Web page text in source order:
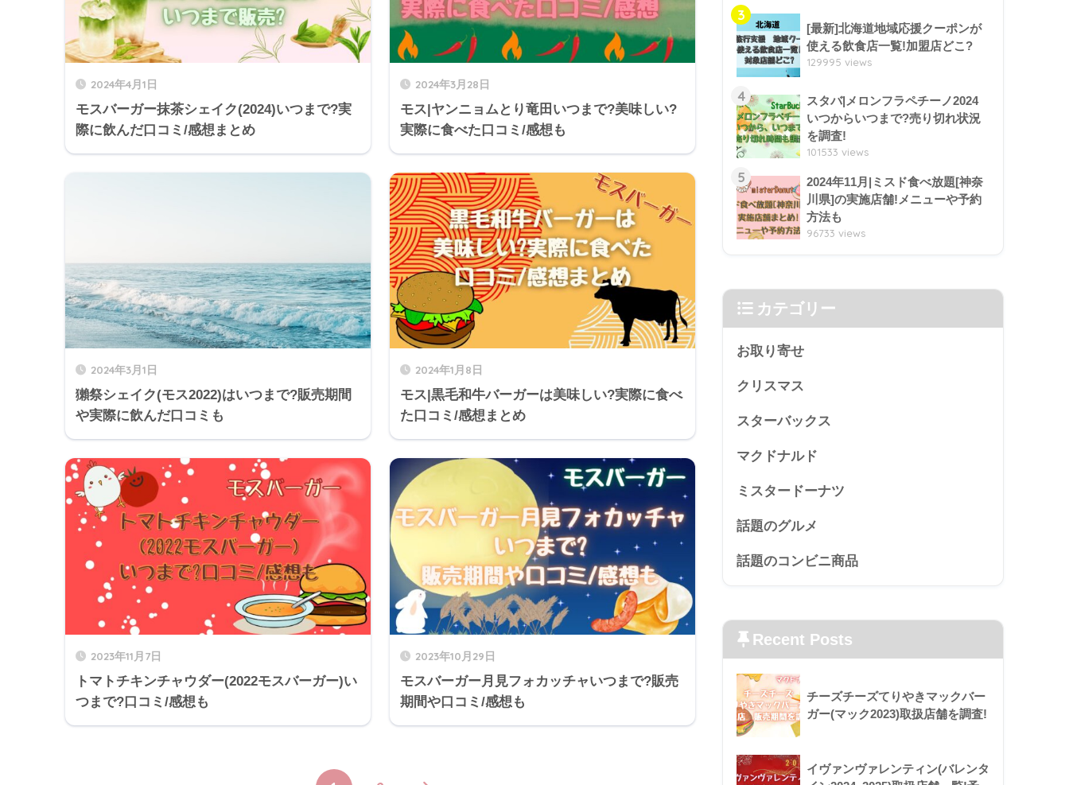
2024年4月1日
モスバーガー抹茶シェイク(2024)いつまで?実
際に飲んだ口コミ/感想まとめ
2024年3月28日
モス|ヤンニョムとり竜田いつまで?美味しい?
実際に食べた口コミ/感想も
2024年3月1日
獺祭シェイク(モス2022)はいつまで?販売期間
や実際に飲んだ口コミも
2024年1月8日
モス|黒毛和牛バーガーは美味しい?実際に食べ
た口コミ/感想まとめ
2023年11月7日
トマトチキンチャウダー(2022モスバーガー)い
つまで?口コミ/感想も
2023年10月29日
モスバーガー月見フォカッチャいつまで?販売
期間や口コミ/感想も
3
[最新]北海道地域応援クーポンが
使える飲食店一覧!加盟店どこ?
129995 views
4
スタバ|メロンフラペチーノ2024
いつからいつまで?売り切れ状況
を調査!
101533 views
5
2024年11月|ミスド食べ放題[神奈
川県]の実施店舗!メニューや予約
方法も
96733 views
カテゴリー
お取り寄せ
クリスマス
スターバックス
マクドナルド
ミスタードーナツ
話題のグルメ
話題のコンビニ商品
Recent Posts
チーズチーズてりやきマックバー
ガー(マック2023)取扱店舗を調査!
イヴァンヴァレンティン(バレンタ